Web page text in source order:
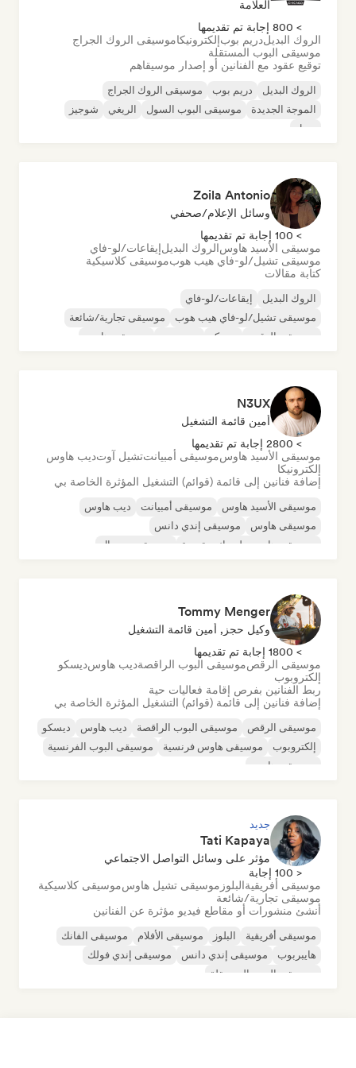
العلامة
> 800 إجابة تم تقديمها
الروك البديلدريم بوبإلكترونيكاموسيقى الروك الجراج
موسيقى البوب المستقلة
توقيع عقود مع الفنانين أو إصدار موسيقاهم
الروك البديل دريم بوب
موسيقى الروك الجراج
الموجة الجديدة
موسيقى البوب السول الريغي
شوجيز
سول
Zoila Antonio
وسائل الإعلام/صحفي
> 100 إجابة تم تقديمها
موسيقى الأسيد هاوسالروك البديلإيقاعات/لو-فاي
موسيقى تشيل/لو-فاي هيب هوبموسيقى كلاسيكية
كتابة مقالات
الروك البديل
إيقاعات/لو-فاي
موسيقى تشيل/لو-فاي هيب هوب
موسيقى تجارية/شائعة
موسيقى الرقص
ديسكو موسيقى هاوس
N3UX
أمين قائمة التشغيل
> 2800 إجابة تم تقديمها
موسيقى الأسيد هاوسموسيقى أمبيانتتشيل آوتديب هاوس
إلكترونيكا
إضافة فنانين إلى قائمة (قوائم) التشغيل المؤثرة الخاصة بي
موسيقى الأسيد هاوس موسيقى أمبيانت
ديب هاوس
موسيقى هاوس
موسيقى إندي دانس
موسيقى هاوس ملوديك وتقدمية
موسيقى مينيمال
Tommy Menger
وكيل حجز, أمين قائمة التشغيل
> 1800 إجابة تم تقديمها
موسيقى الرقصموسيقى البوب الراقصةديب هاوسديسكو
إلكتروبوب
ربط الفنانين بفرص إقامة فعاليات حية
إضافة فنانين إلى قائمة (قوائم) التشغيل المؤثرة الخاصة بي
موسيقى الرقص موسيقى البوب الراقصة ديب هاوس
ديسكو
إلكتروبوب
موسيقى هاوس فرنسية
موسيقى البوب الفرنسية
موسيقى هاوس
جديد
Tati Kapaya
مؤثر على وسائل التواصل الاجتماعي
< 100 إجابة
موسيقى أفريقيةالبلوز موسيقى تشيل هاوسموسيقى كلاسيكية
موسيقى تجارية/شائعة
أنشئ منشورات أو مقاطع فيديو مؤثرة عن الفنانين
موسيقى أفريقية البلوز موسيقى الأفلام
موسيقى الفانك
هايبربوب
موسيقى إندي دانس
موسيقى إندي فولك
موسيقى البوب المستقلة